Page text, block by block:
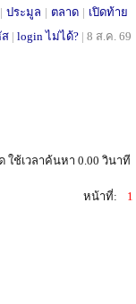
| ประมูล | ตลาด | เปิดท้าย
| login ไม่ได้? | 8 ส.ค. 69
ใช้เวลาค้นหา 0.00 วินาที
หน้าที่: 1